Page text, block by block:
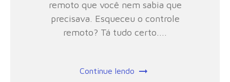
remoto que você nem sabia que
precisava. Esqueceu o controle
remoto? Tá tudo certo....
Continue lendo